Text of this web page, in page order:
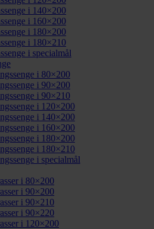
i 140×200
i 160×200
i 180×200
i 180×210
i specialmål
i 80×200
i 90×200
i 90×210
i 120×200
i 140×200
i 160×200
i 180×200
i 180×210
i specialmål
i 80×200
i 90×200
i 90×210
i 90×220
i 120×200